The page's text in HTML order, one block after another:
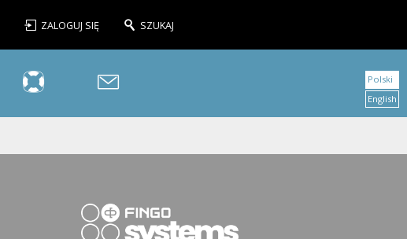
ZALOGUJ SIĘ SZUKAJ
Polski
English